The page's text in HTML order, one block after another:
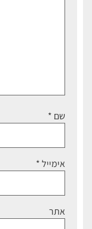
שם *
אימייל*
אתר